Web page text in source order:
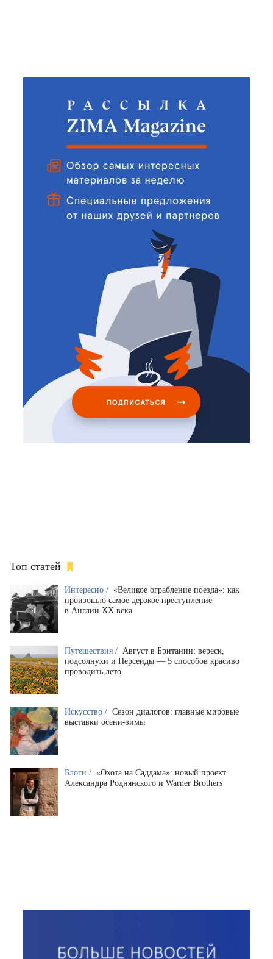
Топ статей
Интересно / «Великое ограбление поезда»: как
произошло самое дерзкое преступление
в Англии XX века
Путешествия / Август в Британии: вереск,
подсолнухи и Персеиды — 5 способов красиво
проводить лето
Искусство / Сезон диалогов: главные мировые
выставки осени-зимы
Блоги / «Охота на Саддама»: новый проект
Александра Роднянского и Warner Brothers